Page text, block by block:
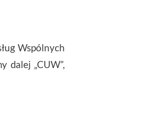
Wspólnych
dalej „CUW”,